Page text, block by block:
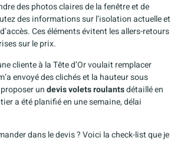
des photos claires de la fenêtre et de
des informations sur l’isolation actuelle et
Ces éléments évitent les allers-retours
sur le prix.
cliente à la Tête d’Or voulait remplacer
envoyé des clichés et la hauteur sous
undevis volets roulantsdétaillé en
a été planifié en une semaine, délai
dans le devis ? Voici la check-list que je